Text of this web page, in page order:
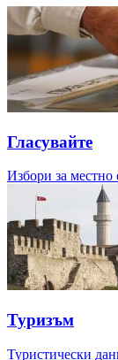
Гласувайте
Избори за местно
Туризъм
Туристически